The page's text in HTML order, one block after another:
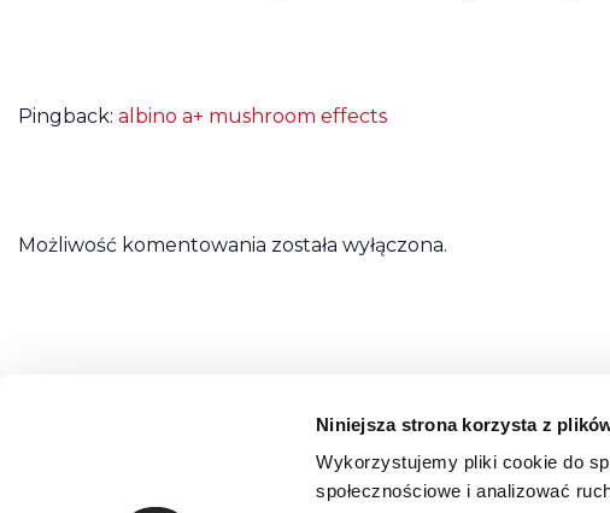
Niniejsza strona korzysta z
Wykorzystujemy pliki cookie do
społecznościowe i analizować
Pingback: albino a+ mushroom effects
Możliwość komentowania została wyłączona.